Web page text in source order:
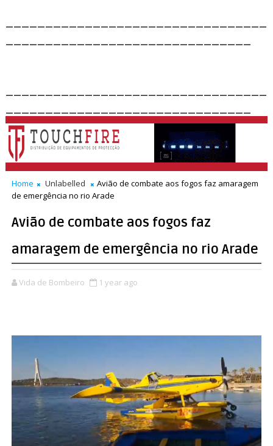
Home Unlabelled
Avião de combate aos fogos faz amaragem
de emergência no rio Arade
Avião de combate aos fogos faz
amaragem de emergência no rio Arade
Vida de Bombeiro 1 year ago